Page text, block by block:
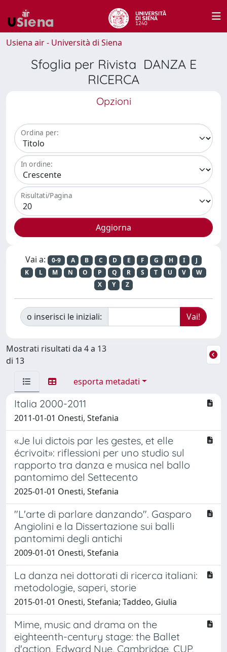
Usiena air - Università di Siena
Sfoglia per Rivista DANZA E
RICERCA
Opzioni
Ordina per:
In ordine:
Risultati/Pagina
Vai a: 0-9 A B C D E F G H I
J
K
L M N O P Q R S T U V
W
X
Y Z
o inserisci le iniziali:
Mostrati risultati da 4 a 13
di 13
esporta metadati
Italia 2000-2011
2011-01-01 Onesti, Stefania
«Je lui dictois par les gestes, et elle
écrivoit»: riflessioni per uno studio sul
rapporto tra danza e musica nel ballo
pantomimo del Settecento
2025-01-01 Onesti, Stefania
"L'arte di parlare danzando". Gasparo
Angiolini e la Dissertazione sui balli
pantomimi degli antichi
2009-01-01 Onesti, Stefania
La danza nei dottorati di ricerca italiani:
metodologie, saperi, storie
2015-01-01 Onesti, Stefania; Taddeo, Giulia
Mime, music and drama on the
eighteenth-century stage: the Ballet
d'action, Edward Nye, Cambridge, CUP,